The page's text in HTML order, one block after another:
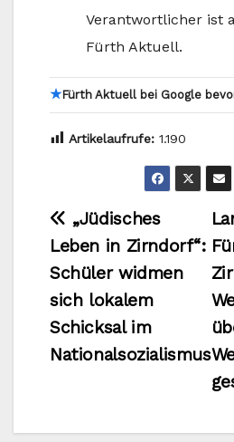
Verantwortlicher ist
Fürth Aktuell.
★Fürth Aktuell bei Google
Artikelaufrufe: 1.190
„Jüdisches
Leben in Zirndorf“:
Schüler widmen
sich lokalem
Schicksal im
Nationalsozialismus